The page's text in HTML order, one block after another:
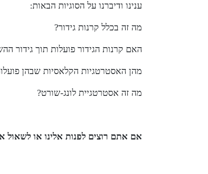
ענינו ודיברנו על הסוגיות הבאות:
מה זה בכלל קרנות גידור?
האם קרנות הגידור פועלות תוך גידור
מהן האסטרטגיות הקלאסיות שבהן
מה זה אסטרטגיית לונג-שורט?
אם אתם רוצים לפנות אלינו או